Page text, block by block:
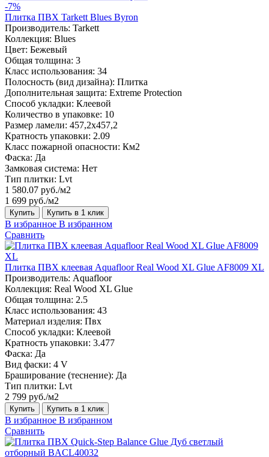
-7%
Плитка ПВХ Tarkett Blues Byron
Производитель: Tarkett
Коллекция: Blues
Цвет: Бежевый
Общая толщина: 3
Класс использования: 34
Полосность (вид дизайна): Плитка
Дополнительная защита: Extreme Protection
Способ укладки: Клеевой
Количество в упаковке: 10
Размер ламели: 457,2х457,2
Кратность упаковки: 2.09
Класс пожарной опасности: Км2
Фаска: Да
Замковая система: Нет
Тип плитки: Lvt
1 580.07 руб./м2
1 699 руб./м2
Купить Купить в 1 клик
В избранное В избранном
Сравнить
Плитка ПВХ клеевая Aquafloor Real Wood XL Glue AF8009 XL
Производитель: Aquafloor
Коллекция: Real Wood XL Glue
Общая толщина: 2.5
Класс использования: 43
Материал изделия: Пвх
Способ укладки: Клеевой
Кратность упаковки: 3.477
Фаска: Да
Вид фаски: 4 V
Браширование (теснение): Да
Тип плитки: Lvt
2 799 руб./м2
Купить Купить в 1 клик
В избранное В избранном
Сравнить